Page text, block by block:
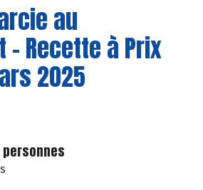
au
- Recette à Prix
2025
personnes